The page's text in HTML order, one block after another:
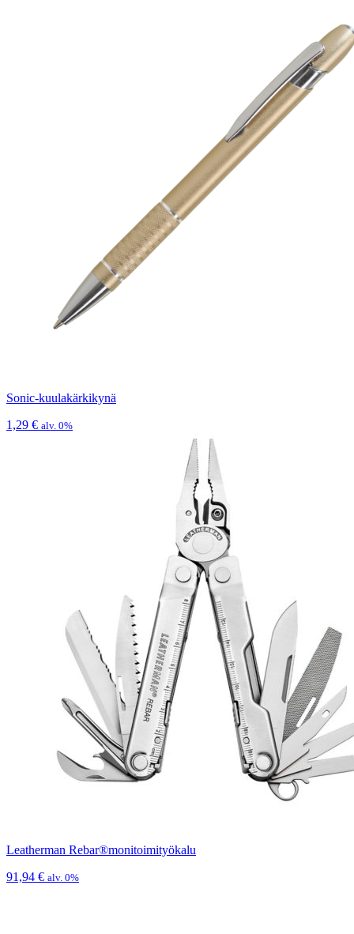
Sonic-kuulakärkikynä
1,29 € alv. 0%
Leatherman Rebar®monitoimityökalu
91,94 € alv. 0%